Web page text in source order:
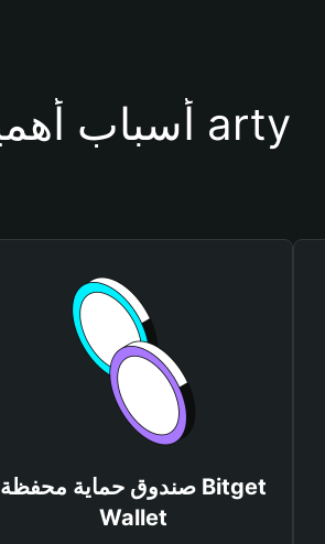
أسباب أهمية استخدام محفظة arty
صندوق حماية محفظة Bitget
Wallet